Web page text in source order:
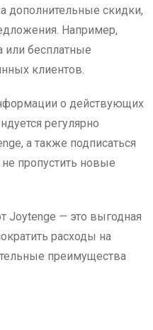
скидки,
Например,
или бесплатные
клиентов.
о действующих
регулярно
а также подписаться
пропустить новые
Joytenge — это выгодная
расходы на
преимущества